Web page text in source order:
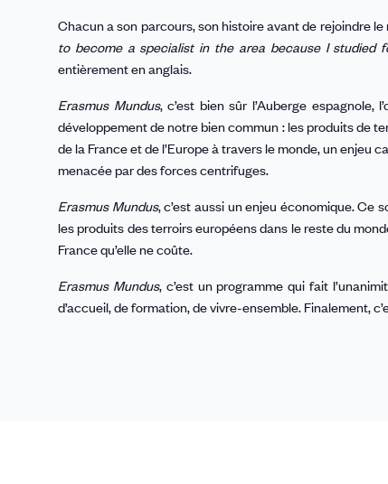
Chacun a son parcours, son histoire avant de rejoindre
to become a specialist in the area because I studied
entièrement en anglais.
Erasmus Mundus, c’est bien sûr l’Auberge
développement de notre bien commun : les produits de
de la France et de l’Europe à travers le monde, un enjeu
menacée par des forces centrifuges.
Erasmus Mundus, c’est aussi un enjeu économique. Ce
les produits des terroirs européens dans le reste du
France qu’elle ne coûte.
Erasmus Mundus, c’est un programme qui fait
d’accueil, de formation, de vivre-ensemble. Finalement,